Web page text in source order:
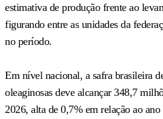
estimativa de produção frente ao
figurando entre as unidades da
no período.
Em nível nacional, a safra brasileira
oleaginosas deve alcançar 348,7
2026, alta de 0,7% em relação ao ano